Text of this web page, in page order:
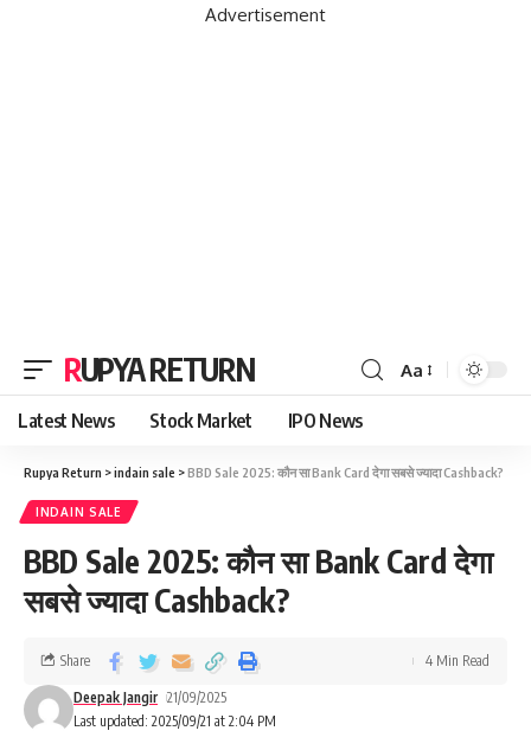
Advertisement
RUPYA RETURN Aa
Latest News Stock Market IPO News
Rupya Return >indain sale >BBD Sale 2025: कौन सा Bank Card देगा सबसे ज्यादा Cashback?
INDAIN SALE
BBD Sale 2025: कौन सा Bank Card देगा
सबसे ज्यादा Cashback?
Last updated: 2025/09/21 at 2:04 PM
Deepak Jangir 21/09/2025
Share 4 Min Read